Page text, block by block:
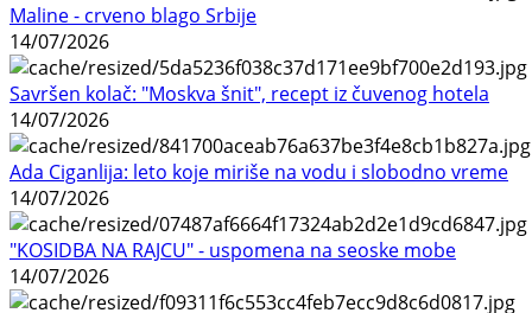
Maline - crveno blago Srbije
14/07/2026
Savršen kolač: "Moskva šnit", recept iz čuvenog hotela
14/07/2026
Ada Ciganlija: leto koje miriše na vodu i slobodno vreme
14/07/2026
"KOSIDBA NA RAJCU" - uspomena na seoske mobe
14/07/2026